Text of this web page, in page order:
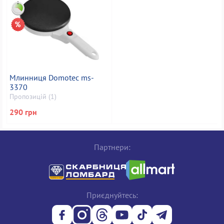
Млинниця Domotec ms-
3370
Пропозицій (1)
290 грн
Партнери:
Приєднуйтесь: